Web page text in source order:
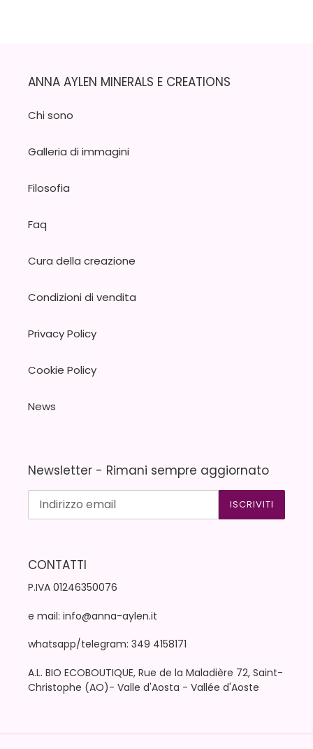
ANNA AYLEN MINERALS E CREATIONS
Chi sono
Galleria di immagini
Filosofia
Faq
Cura della creazione
Condizioni di vendita
Privacy Policy
Cookie Policy
News
Newsletter - Rimani sempre aggiornato
ISCRIVITI
CONTATTI
P.IVA 01246350076
e mail: info@anna-aylen.it
whatsapp/telegram: 349 4158171
A.L. BIO ECOBOUTIQUE, Rue de la Maladière 72, Saint-
Christophe (AO)- Valle d'Aosta - Vallée d'Aoste